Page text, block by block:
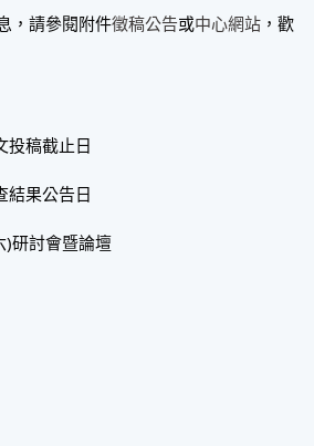
，請參閱附件徵稿公告或中心網站 ，歡
投稿截止日
結果公告日
)研討會暨論壇